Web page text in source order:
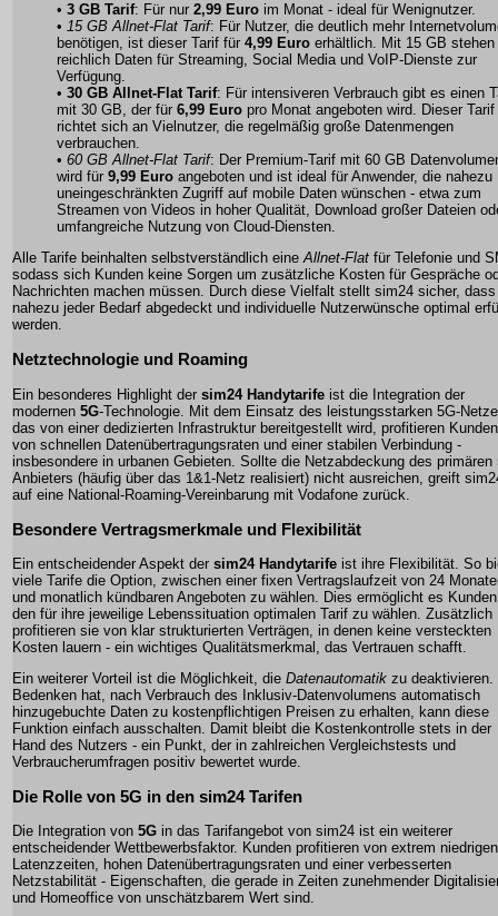
• 3 GB Tarif: Für nur 2,99 Euro im Monat - ideal für Wenignutzer.
• 15 GB Allnet-Flat Tarif: Für Nutzer, die deutlich mehr
benötigen, ist dieser Tarif für 4,99 Euro erhältlich. Mit 15 GB stehen
reichlich Daten für Streaming, Social Media und VoIP-Dienste zur
Verfügung.
• 30 GB Allnet-Flat Tarif: Für intensiveren Verbrauch gibt es einen
mit 30 GB, der für 6,99 Euro pro Monat angeboten wird. Dieser Tarif
richtet sich an Vielnutzer, die regelmäßig große Datenmengen
verbrauchen.
• 60 GB Allnet-Flat Tarif: Der Premium-Tarif mit 60 GB
wird für 9,99 Euro angeboten und ist ideal für Anwender, die nahezu
uneingeschränkten Zugriff auf mobile Daten wünschen - etwa zum
Streamen von Videos in hoher Qualität, Download großer Dateien
umfangreiche Nutzung von Cloud-Diensten.
Alle Tarife beinhalten selbstverständlich eineAllnet-Flat für Telefonie und
sodass sich Kunden keine Sorgen um zusätzliche Kosten für Gespräche
Nachrichten machen müssen. Durch diese Vielfalt stellt sim24 sicher, dass
nahezu jeder Bedarf abgedeckt und individuelle Nutzerwünsche optimal
werden.
Netztechnologie und Roaming
Ein besonderes Highlight der sim24 Handytarife ist die Integration der
modernen 5G-Technologie. Mit dem Einsatz des leistungsstarken 5G-
das von einer dedizierten Infrastruktur bereitgestellt wird, profitieren Kunden
von schnellen Datenübertragungsraten und einer stabilen Verbindung -
insbesondere in urbanen Gebieten. Sollte die Netzabdeckung des primären
Anbieters (häufig über das 1&1-Netz realisiert) nicht ausreichen, greift
auf eine National-Roaming-Vereinbarung mit Vodafone zurück.
Besondere Vertragsmerkmale und Flexibilität
Ein entscheidender Aspekt der sim24 Handytarife ist ihre Flexibilität. So
viele Tarife die Option, zwischen einer fixen Vertragslaufzeit von 24
und monatlich kündbaren Angeboten zu wählen. Dies ermöglicht es
den für ihre jeweilige Lebenssituation optimalen Tarif zu wählen. Zusätzlich
profitieren sie von klar strukturierten Verträgen, in denen keine versteckten
Kosten lauern - ein wichtiges Qualitätsmerkmal, das Vertrauen schafft.
Ein weiterer Vorteil ist die Möglichkeit, die Datenautomatik zu deaktivieren.
Bedenken hat, nach Verbrauch des Inklusiv-Datenvolumens automatisch
hinzugebuchte Daten zu kostenpflichtigen Preisen zu erhalten, kann diese
Funktion einfach ausschalten. Damit bleibt die Kostenkontrolle stets in der
Hand des Nutzers - ein Punkt, der in zahlreichen Vergleichstests und
Verbraucherumfragen positiv bewertet wurde.
Die Rolle von 5G in den sim24 Tarifen
Die Integration von 5G in das Tarifangebot von sim24 ist ein weiterer
entscheidender Wettbewerbsfaktor. Kunden profitieren von extrem niedrigen
Latenzzeiten, hohen Datenübertragungsraten und einer verbesserten
Netzstabilität - Eigenschaften, die gerade in Zeiten zunehmender
und Homeoffice von unschätzbarem Wert sind.